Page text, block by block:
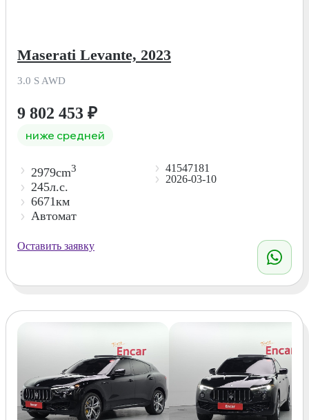
Maserati Levante, 2023
3.0 S AWD
9 802 453 ₽
ниже средней
2979cm3
245л.с.
6671км
Автомат
41547181
2026-03-10
Оставить заявку